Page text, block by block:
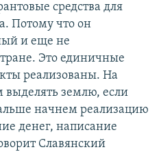
средства для
Потому что он
и еще не
Это единичные
реализованы. На
землю, если
начнем реализацию
денег, написание
Славянский